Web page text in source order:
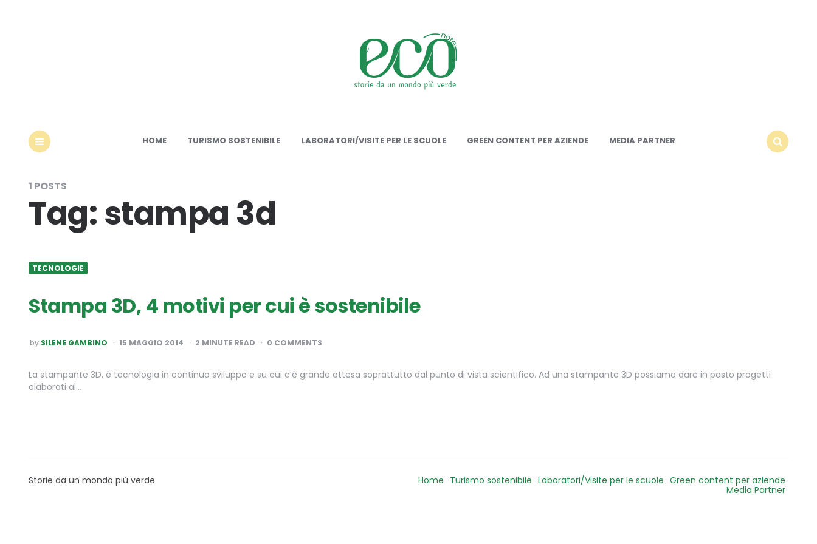
HOME TURISMO SOSTENIBILE LABORATORI/VISITE PER LE SCUOLE GREEN CONTENT PER AZIENDE
MEDIA PARTNER
1 POSTS
Tag:stampa 3d
TECNOLOGIE
Stampa 3D, 4 motivi per cui è sostenibile
POSTED
BY
by SILENE GAMBINO 15 MAGGIO 2014 2 MINUTE READ 0 COMMENTS
La stampante 3D, è tecnologia in continuo sviluppo e su cui c’è grande attesa soprattutto dal punto di vista scientifico. Ad una stampante 3D possiamo dare in pasto progetti
elaborati al…
Storie da un mondo più verde Home Turismo sostenibile Laboratori/Visite per le scuole Green content per aziende
Media Partner